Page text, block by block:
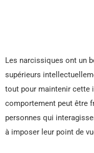
Les narcissiques ont un
supérieurs
tout pour maintenir cette
comportement peut être
personnes qui
à imposer leur point de